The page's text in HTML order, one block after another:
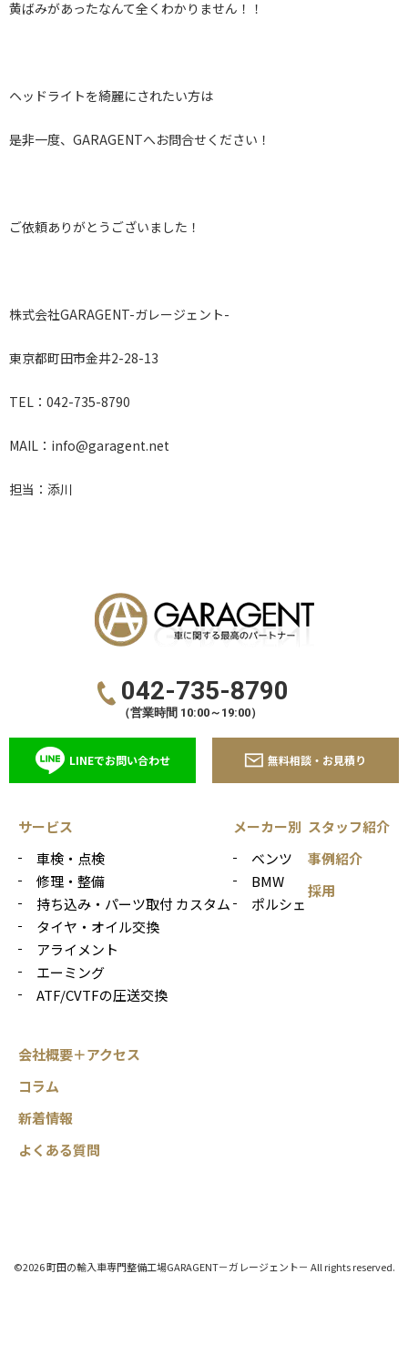
黄ばみがあったなんて全くわかりません！！
ヘッドライトを綺麗にされたい方は
是非一度、GARAGENTへお問合せください！
ご依頼ありがとうございました！
株式会社GARAGENT-ガレージェント-
東京都町田市金井2-28-13
TEL：042-735-8790
MAIL：info@garagent.net
担当：添川
042-735-8790
（営業時間 10:00～19:00）
LINEでお問い合わせ 無料相談・お見積り
サービス
車検・点検
修理・整備
持ち込み・パーツ取付 カスタム
タイヤ・オイル交換
アライメント
エーミング
ATF/CVTFの圧送交換
メーカー別
ベンツ
BMW
ポルシェ
スタッフ紹介
事例紹介
採用
会社概要＋アクセス
コラム
新着情報
よくある質問
©2026 町田の輸入車専門整備工場GARAGENT－ガレージェント－ All rights reserved.